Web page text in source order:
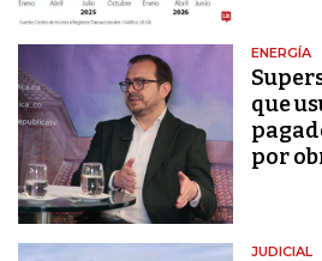
ENERGÍA
que
por
JUDICIAL